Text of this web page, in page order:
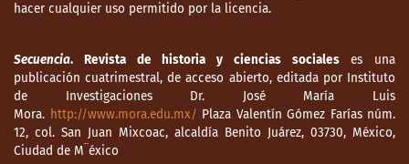
hacer cualquier uso permitido por la licencia.
Secuencia. Revista de historia y ciencias socialeses una
publicación cuatrimestral, de acceso abierto, editada por Instituto
de Investigaciones Dr. José María Luis
Mora. http://www.mora.edu.mx/ Plaza Valentín Gómez Farías núm.
12, col. San Juan Mixcoac, alcaldía Benito Juárez, 03730, México,
Ciudad de M¨éxico